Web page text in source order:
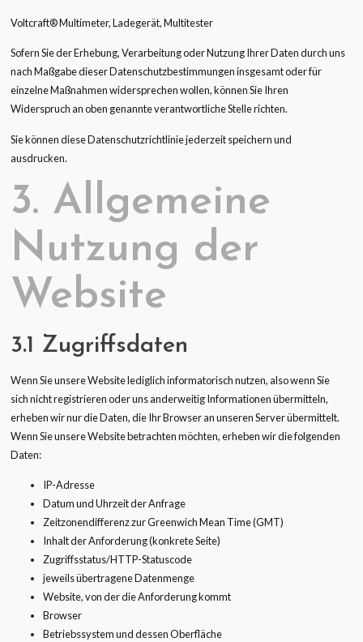
Voltcraft® Multimeter, Ladegerät, Multitester
Sofern Sie der Erhebung, Verarbeitung oder Nutzung Ihrer Daten durch uns
nach Maßgabe dieser Datenschutzbestimmungen insgesamt oder für
einzelne Maßnahmen widersprechen wollen, können Sie Ihren
Widerspruch an oben genannte verantwortliche Stelle richten.
Sie können diese Datenschutzrichtlinie jederzeit speichern und
ausdrucken.
3. Allgemeine
Nutzung der
Website
3.1 Zugriffsdaten
Wenn Sie unsere Website lediglich informatorisch nutzen, also wenn Sie
sich nicht registrieren oder uns anderweitig Informationen übermitteln,
erheben wir nur die Daten, die Ihr Browser an unseren Server übermittelt.
Wenn Sie unsere Website betrachten möchten, erheben wir die folgenden
Daten:
IP-Adresse
Datum und Uhrzeit der Anfrage
Zeitzonendifferenz zur Greenwich Mean Time (GMT)
Inhalt der Anforderung (konkrete Seite)
Zugriffsstatus/HTTP-Statuscode
jeweils übertragene Datenmenge
Website, von der die Anforderung kommt
Browser
Betriebssystem und dessen Oberfläche